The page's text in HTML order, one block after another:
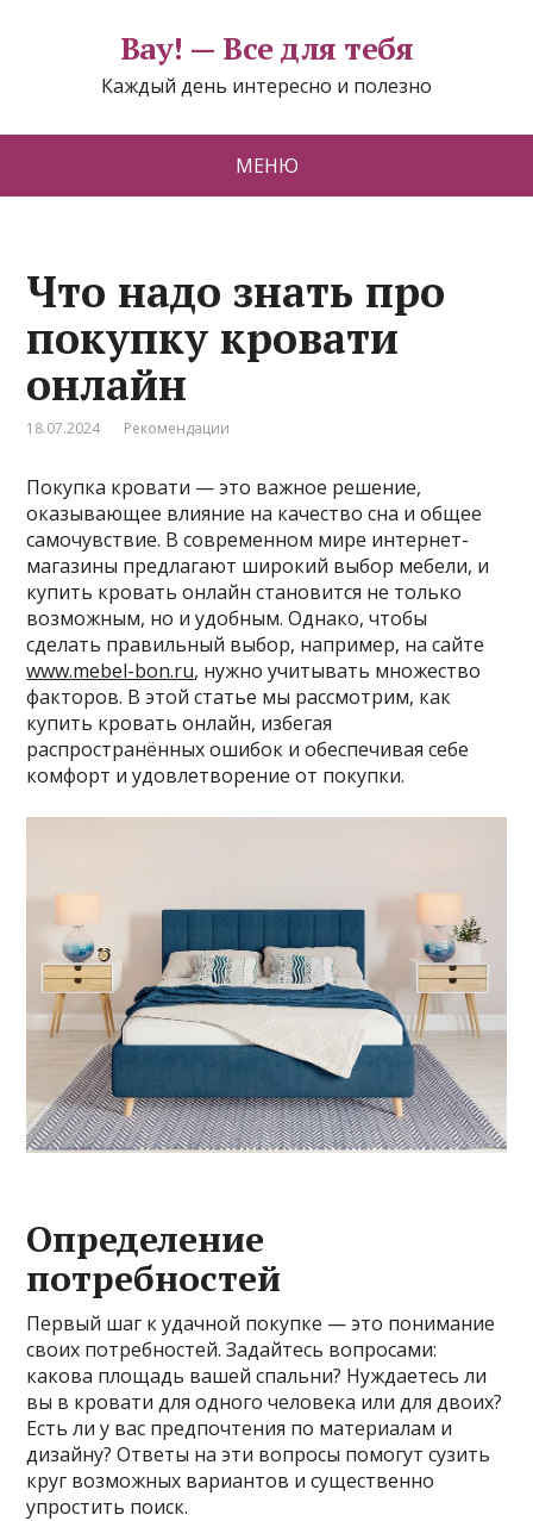
Вау! — Все для тебя
Каждый день интересно и полезно
МЕНЮ
Что надо знать про
покупку кровати
онлайн
18.07.2024 Рекомендации
Покупка кровати — это важное решение,
оказывающее влияние на качество сна и общее
самочувствие. В современном мире интернет-
магазины предлагают широкий выбор мебели, и
купить кровать онлайн становится не только
возможным, но и удобным. Однако, чтобы
сделать правильный выбор, например, на сайте
www.mebel-bon.ru, нужно учитывать множество
факторов. В этой статье мы рассмотрим, как
купить кровать онлайн, избегая
распространённых ошибок и обеспечивая себе
комфорт и удовлетворение от покупки.
Определение
потребностей
Первый шаг к удачной покупке — это понимание
своих потребностей. Задайтесь вопросами:
какова площадь вашей спальни? Нуждаетесь ли
вы в кровати для одного человека или для двоих?
Есть ли у вас предпочтения по материалам и
дизайну? Ответы на эти вопросы помогут сузить
круг возможных вариантов и существенно
упростить поиск.